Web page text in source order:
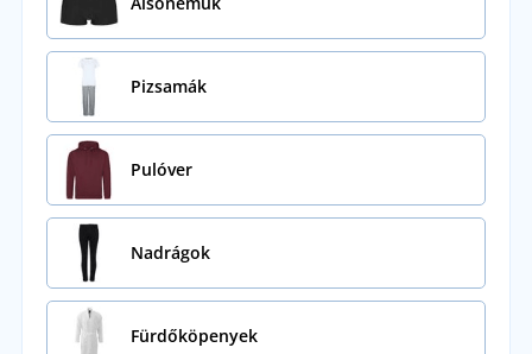
Pizsamák
Pulóver
Nadrágok
Fürdőköpenyek